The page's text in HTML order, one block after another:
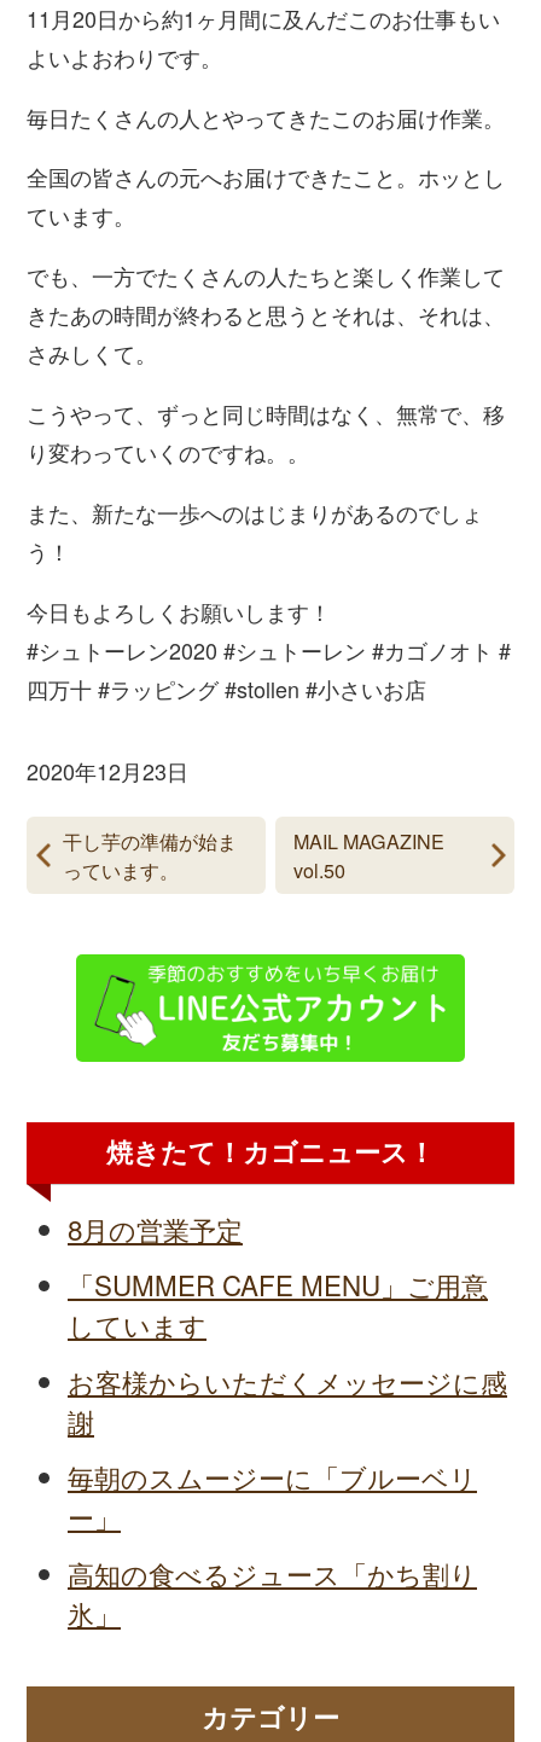
11月20日から約1ヶ月間に及んだこのお仕事もい
よいよおわりです。
毎日たくさんの人とやってきたこのお届け作業。
全国の皆さんの元へお届けできたこと。ホッとし
ています。
でも、一方でたくさんの人たちと楽しく作業して
きたあの時間が終わると思うとそれは、それは、
さみしくて。
こうやって、ずっと同じ時間はなく、無常で、移
り変わっていくのですね。。
また、新たな一歩へのはじまりがあるのでしょ
う！
今日もよろしくお願いします！
#シュトーレン2020 #シュトーレン #カゴノオト #
四万十 #ラッピング #stollen #小さいお店
2020年12月23日
干し芋の準備が始ま
っています。
MAIL MAGAZINE
vol.50
焼きたて！カゴニュース！
8月の営業予定
「SUMMER CAFE MENU」ご用意
しています
お客様からいただくメッセージに感
謝
毎朝のスムージーに「ブルーベリ
ー」
高知の食べるジュース「かち割り
氷」
カテゴリー